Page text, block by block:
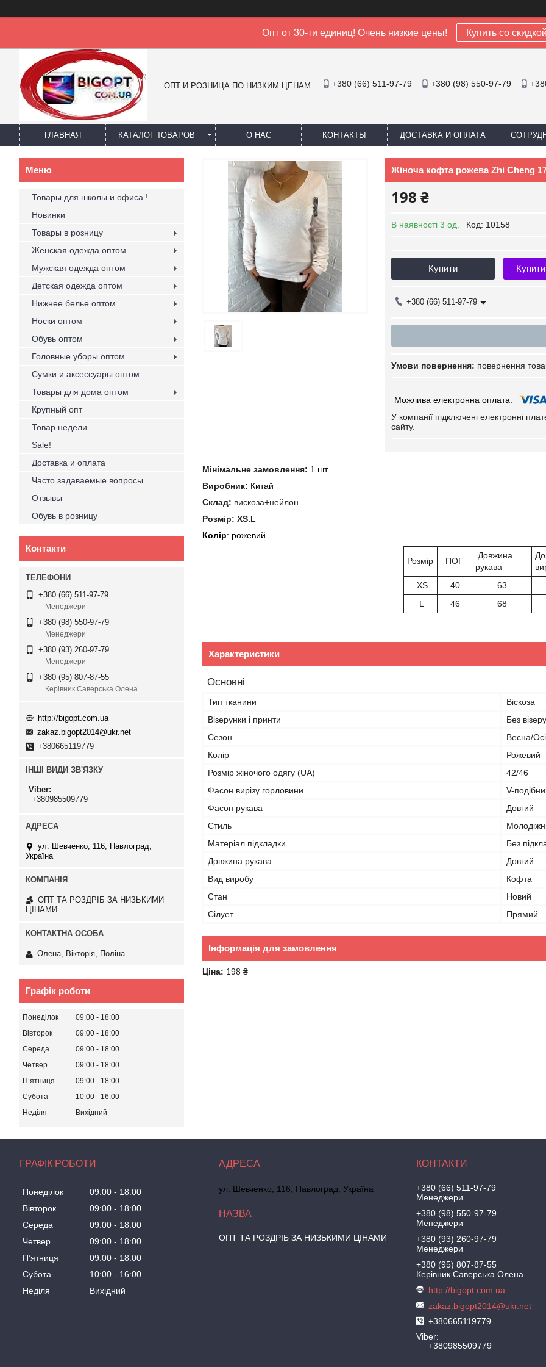
Опт от 30-ти единиц! Очень низкие цены! Купить со скидкой
ОПТ И РОЗНИЦА ПО НИЗКИМ ЦЕНАМ +380 (66) 511-97-79 +380 (98) 550-97-79
ГЛАВНАЯ КАТАЛОГ ТОВАРОВ О НАС КОНТАКТЫ ДОСТАВКА И ОПЛАТА
Жіноча кофта рожева Zhi Cheng
198 ₴
В наявності 3 од. Код: 10158
Купити
+380 (66) 511-97-79
повернення
У компанії підключені електронні
сайту.
Мінімальне замовлення: 1 шт.
Виробник: Китай
Склад: вискоза+нейлон
Розмір: XS.L
Колір: рожевий
Розмір ПОГ
Довжина
рукава
XS
40 63
L
46 68
Характеристики
Основні
Тип тканини
Віскоза
Візерунки і принти
Без
Сезон
Весна/
Колір
Рожевий
Розмір жіночого одягу (UA)
42/46
Фасон вирізу горловини
V-
Фасон рукава
Довгий
Стиль
Матеріал підкладки
Без
Довжина рукава
Довгий
Вид виробу
Кофта
Стан
Новий
Сілует
Прямий
Інформація для замовлення
Ціна: 198 ₴
Товары для школы и офиса !
Новинки
Товары в розницу
Женская одежда оптом
Мужская одежда оптом
Детская одежда оптом
Нижнее белье оптом
Носки оптом
Обувь оптом
Головные уборы оптом
Сумки и аксессуары оптом
Товары для дома оптом
Крупный опт
Товар недели
Sale!
Доставка и оплата
Часто задаваемые вопросы
Отзывы
Обувь в розницу
Контакти
+380 (66) 511-97-79
Менеджери
+380 (98) 550-97-79
Менеджери
+380 (93) 260-97-79
Менеджери
+380 (95) 807-87-55
Керівник Саверська Олена
http://bigopt.com.ua
zakaz.bigopt2014@ukr.net
+380665119779
ІНШІ ВИДИ ЗВ'ЯЗКУ
Viber
+380985509779
ул. Шевченко, 116, Павлоград,
Україна
ОПТ ТА РОЗДРІБ ЗА НИЗЬКИМИ
ЦІНАМИ
Олена, Вікторія, Поліна
Графік роботи
Понеділок 09:00
18:00
Вівторок
09:00
18:00
Середа
09:00
18:00
Четвер
09:00
18:00
Пʼятниця
09:00
18:00
Субота
10:00
16:00
Неділя
Вихідний
ГРАФІК РОБОТИ
Понеділок 09:00
18:00
Вівторок
09:00
18:00
Середа
09:00
18:00
Четвер
09:00
18:00
Пʼятниця
09:00
18:00
Субота
10:00
16:00
Неділя
Вихідний
ул. Шевченко, 116, Павлоград, Україна
ОПТ ТА РОЗДРІБ ЗА НИЗЬКИМИ ЦІНАМИ
+380 (66) 511-97-79
Менеджери
+380 (98) 550-97-79
Менеджери
+380 (93) 260-97-79
Менеджери
+380 (95) 807-87-55
Керівник Саверська Олена
http://bigopt.com.ua
zakaz.bigopt2014@ukr.net
+380665119779
Viber
+380985509779